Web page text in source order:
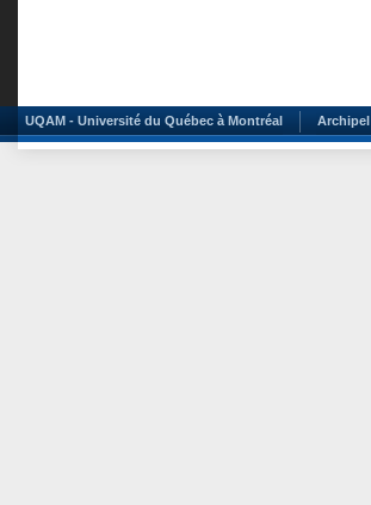
UQAM - Université du Québec à Montréal Archipel